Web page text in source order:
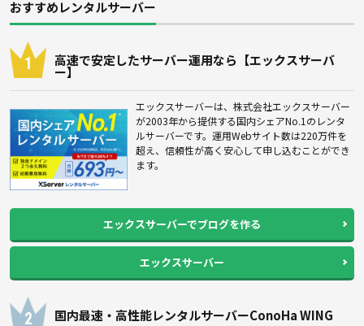
おすすめレンタルサーバー
高速で安定したサーバー運用なら【エックスサーバ
ー】
エックスサーバーは、株式会社エックスサーバー
が2003年から提供する国内シェアNo.1のレンタ
ルサーバーです。運用Webサイト数は220万件を
超え、信頼性が高く安心して申し込むことができ
ます。
エックスサーバーでブログを作る
エックスサーバー
国内最速・高性能レンタルサーバーConoHa WING